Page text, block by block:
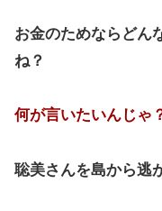
お金のためならどん
ね？
何が言いたいんじゃ
聡美さんを島から逃